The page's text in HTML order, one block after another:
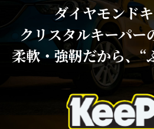
ダイヤモンド
クリスタルキーパー
柔軟・強靭だから、“